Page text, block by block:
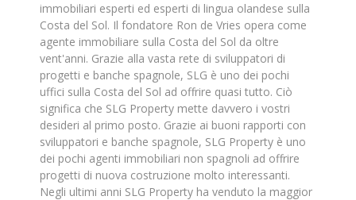
immobiliari esperti ed esperti di lingua olandese sulla
Costa del Sol. Il fondatore Ron de Vries opera come
agente immobiliare sulla Costa del Sol da oltre
vent'anni. Grazie alla vasta rete di sviluppatori di
progetti e banche spagnole, SLG è uno dei pochi
uffici sulla Costa del Sol ad offrire quasi tutto. Ciò
significa che SLG Property mette davvero i vostri
desideri al primo posto. Grazie ai buoni rapporti con
sviluppatori e banche spagnole, SLG Property è uno
dei pochi agenti immobiliari non spagnoli ad offrire
progetti di nuova costruzione molto interessanti.
Negli ultimi anni SLG Property ha venduto la maggior